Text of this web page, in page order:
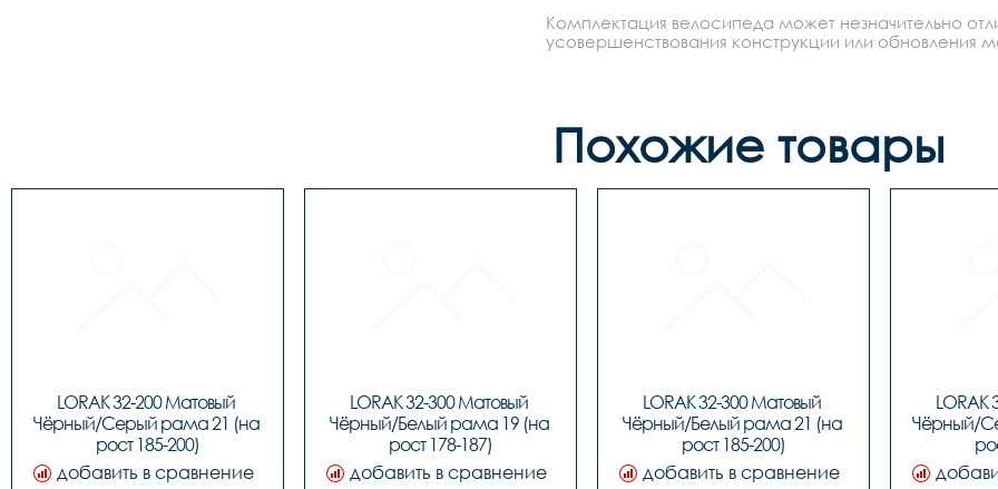
Комплектация велосипеда может незначительно
усовершенствования конструкции или обновления
Похожие товары
LORAK 32-200 Матовый
Чёрный/Серый рама 21 (на
рост 185-200)
добавить в сравнение
LORAK 32-300 Матовый
Чёрный/Белый рама 19 (на
рост 178-187)
добавить в сравнение
LORAK 32-300 Матовый
Чёрный/Белый рама 21 (на
рост 185-200)
добавить в сравнение
LORAK
Чёрный/